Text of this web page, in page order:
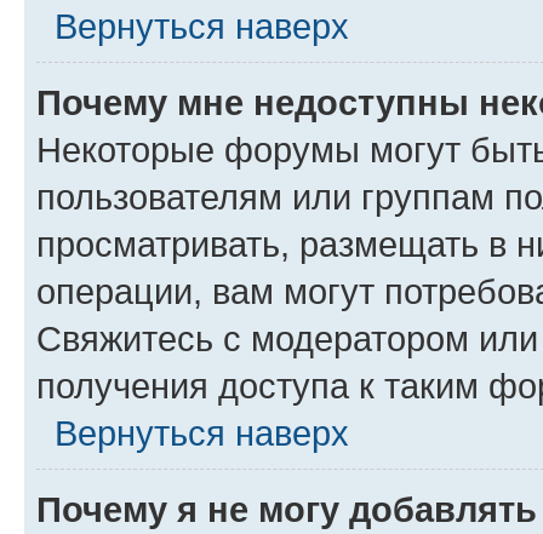
Вернуться наверх
Почему мне недоступны
Некоторые форумы могут
пользователям или группам
просматривать, размещать в
операции, вам могут
Свяжитесь с модератором
получения доступа к таким
Вернуться наверх
Почему я не могу